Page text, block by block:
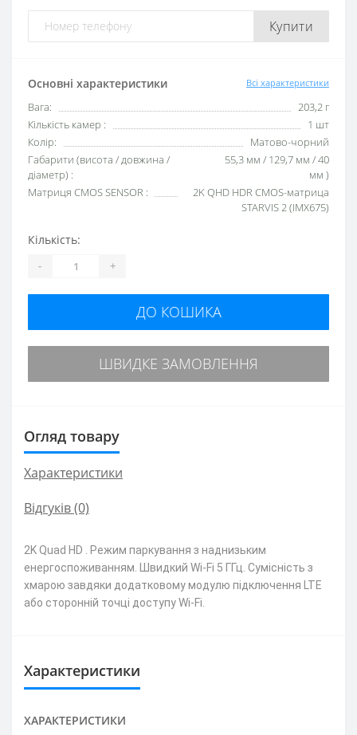
Купити
Основні характеристики Всі характеристики
Вага:
203,2 г
Кількість камер :
1 шт
Колір:
Матово-чорний
Габарити (висота / довжина /
діаметр) :
55,3 мм / 129,7 мм / 40
мм )
Матриця CMOS SENSOR :
2K QHD HDR CMOS-матрица
STARVIS 2 (IMX675)
Кількість:
- +
ДО КОШИКА
ШВИДКЕ ЗАМОВЛЕННЯ
Огляд товару
Характеристики
Відгуків (0)
2K Quad HD . Режим паркування з наднизьким
енергоспоживанням. Швидкий Wi-Fi 5 ГГц. Сумісність з
хмарою завдяки додатковому модулю підключення LTE
або сторонній точці доступу Wi-Fi.
Характеристики
ХАРАКТЕРИСТИКИ